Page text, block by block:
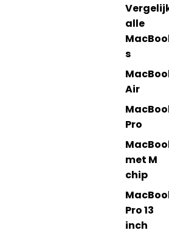
alle
s
Air
Pro
met M
chip
Pro 13
inch